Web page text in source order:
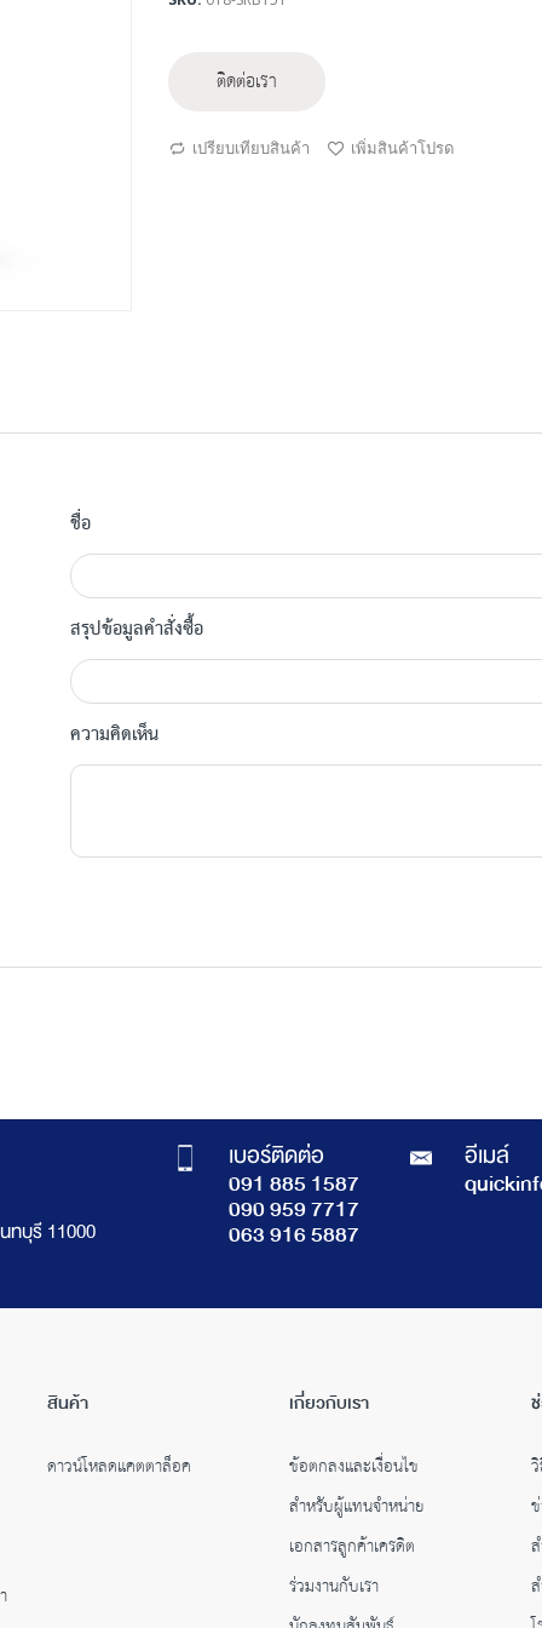
ติดต่อเรา
เปรียบเทียบสินค้า เพิ่มสินค้าโปรด
ชื่อ
สรุปข้อมูลคำสั่งซื้อ
ความคิดเห็น
ทบุรี 11000
เบอร์ติดต่อ
091 885 1587
090 959 7717
063 916 5887
อีเมล์
สินค้า
ดาวน์โหลดแคตตาล็อค
เกี่ยวกับเรา
ข้อตกลงและเงื่อนไข
สำหรับผู้แทนจำหน่าย
เอกสารลูกค้าเครดิต
ร่วมงานกับเรา